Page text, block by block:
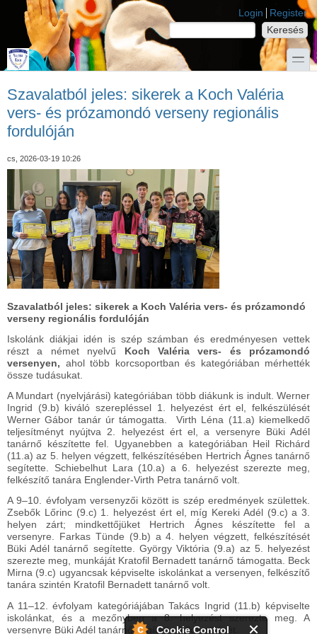
Cookie Control
Ugrás a tartalomra
Skip to search
Login links Login Register
Keresés űrlap
Keresés
toggle
Szavalatból jeles: sikerek a Koch Valéria
vers- és prózamondó verseny regionális
fordulóján
cs, 2026-03-19 10:26
Szavalatból jeles: sikerek a Koch Valéria vers- és prózamondó
verseny regionális fordulóján
Iskolánk diákjai idén is szép számban és eredményesen vettek
részt a német nyelvű
Koch Valéria vers- és prózamondó
versenyen, ahol több korcsoportban és kategóriában mérhették
össze tudásukat.
A Mundart (nyelvjárási) kategóriában több diákunk is indult. Werner
Ingrid (9.b) kiváló szerepléssel 1. helyezést ért el, felkészülését
Werner Gábor tanár úr támogatta. Virth Léna (11.a) kiemelkedő
teljesítményt nyújtva 2. helyezést ért el, a versenyre Büki Adél
tanárnő készítette fel. Ugyanebben a kategóriában Heil Richárd
(11.a) az 5. helyen végzett, felkészítésében Hertrich Ágnes tanárnő
segítette. Schiebelhut Lara (10.a) a 6. helyezést szerezte meg,
felkészítő tanára Englender-Virth Petra tanárnő volt.
A 9–10. évfolyam versenyzői között is szép eredmények születtek.
Zsebők Lőrinc (9.c) 1. helyezést ért el, míg Kereki Adél (9.c) a 3.
helyen zárt; mindkettőjüket Hertrich Ágnes készítette fel a
versenyre. Farkas Tünde (9.b) a 4. helyen végzett, felkészítését
Büki Adél tanárnő segítette. György Viktória (9.a) az 5. helyezést
szerezte meg, munkáját Kratofil Bernadett tanárnő támogatta. Beck
Mirna (9.c) ugyancsak képviselte iskolánkat a versenyen, felkészítő
tanára szintén Kratofil Bernadett tanárnő volt.
A 11–12. évfolyam kategóriájában Takács Ingrid (11.b) képviselte
iskolánkat, és a mezőnyben a 8. helyezést szerezte meg. A
versenyre Büki Adél tanárnő segítette felkészülését.